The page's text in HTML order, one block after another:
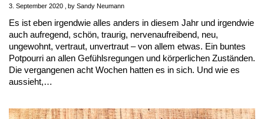
3. September 2020 by Sandy Neumann
Es ist eben irgendwie alles anders in diesem Jahr und irgendwie
auch aufregend, schön, traurig, nervenaufreibend, neu,
ungewohnt, vertraut, unvertraut – von allem etwas. Ein buntes
Potpourri an allen Gefühlsregungen und körperlichen Zuständen.
Die vergangenen acht Wochen hatten es in sich. Und wie es
aussieht,…